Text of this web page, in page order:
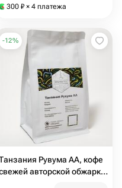
300 ₽ × 4 платежа
-12%
Рувума AA, кофе
авторской обжарки,